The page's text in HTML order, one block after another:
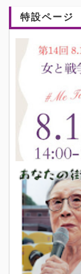
特設ページ